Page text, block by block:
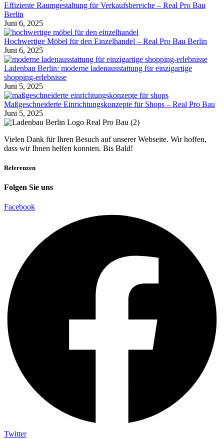
Effiziente Raumgestaltung für Verkaufsbereiche – Real Pro Bau
Berlin
Juni 6, 2025
Hochwertige Möbel für den Einzelhandel – Real Pro Bau Berlin
Juni 6, 2025
Ladenbau Berlin: moderne ladenausstattung für einzigartige
shopping-erlebnisse
Juni 5, 2025
Maßgeschneiderte Einrichtungskonzepte für Shops – Real Pro Bau
Juni 5, 2025
Vielen Dank für Ihren Besuch auf unserer Webseite. Wir hoffen,
dass wir Ihnen helfen konnten. Bis Bald!
Referenzen
Folgen Sie uns
Facebook
Twitter